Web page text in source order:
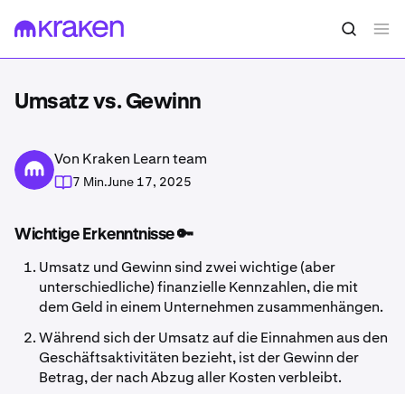
Umsatz vs. Gewinn
Von Kraken Learn team
7 Min.June 17, 2025
Wichtige Erkenntnisse 🔑
Umsatz und Gewinn sind zwei wichtige (aber
unterschiedliche) finanzielle Kennzahlen, die mit
dem Geld in einem Unternehmen zusammenhängen.
Während sich der Umsatz auf die Einnahmen aus den
Geschäftsaktivitäten bezieht, ist der Gewinn der
Betrag, der nach Abzug aller Kosten verbleibt.